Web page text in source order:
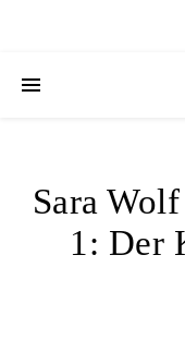
Sara
1: Der